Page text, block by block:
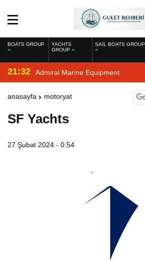
BOATS GROUP
YACHTS
GROUP
SAIL BOATS GROUP
21:32 Admiral Marine Equipment
anasayfa motoryat
SF Yachts
27 Şubat 2024 - 0:54